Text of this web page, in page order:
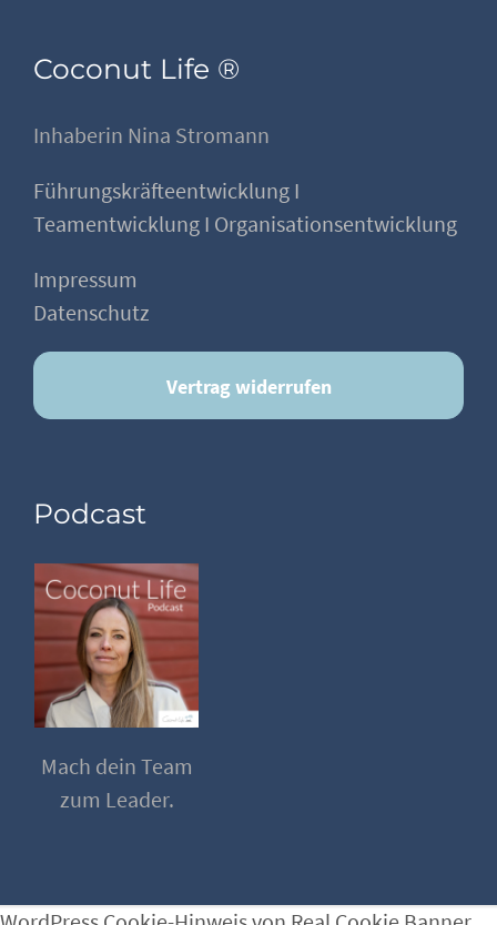
Coconut Life ®
Inhaberin Nina Stromann
Führungskräfteentwicklung I
Teamentwicklung I Organisationsentwicklung
Impressum
Datenschutz
Vertrag widerrufen
Podcast
Mach dein Team
zum Leader.